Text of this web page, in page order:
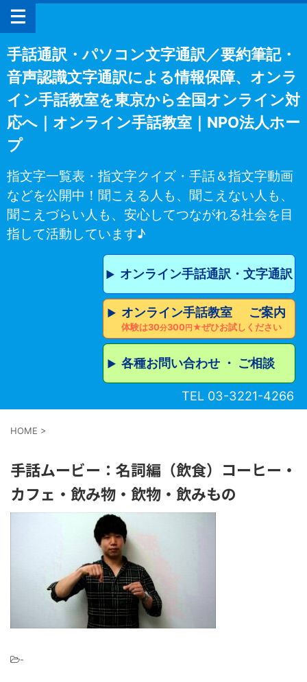
手話通訳・パソコン文字通訳／要約筆記・
音声認識文字通訳による情報保障、オンラ
イン手話教室を東京から全国オンライン対
応へ｜オンライン手話教室｜NPO法人ホー
プ
指文字一覧表・指文字クイズ・手話＆指文字動画
などを公開中！聞こえる人も、聞こえない人も、
聞こえづらい人も、安心してつながれる社会を目
指して活動しています♪
▶︎ オンライン手話通訳・文字通訳
▶︎ オンライン手話教室 ご案内
体験は30分300円★ぜひお試しください
▶︎ 各種お問い合わせ ・ ご相談
TEL 03-3221-4266
HOME >
手話ムービー：名詞編（飲食）コーヒー・
カフェ・飲み物・飲物・飲みもの
-